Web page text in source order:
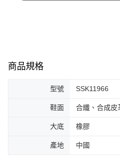
商品規格
型號 SSK11966
鞋面 合纖、合成皮
大底 橡膠
產地 中國